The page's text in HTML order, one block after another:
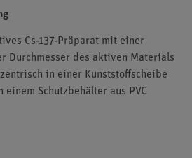
Cs-137-Präparat mit einer
Durchmesser des aktiven Materials
in einer Kunststoffscheibe
Schutzbehälter aus PVC